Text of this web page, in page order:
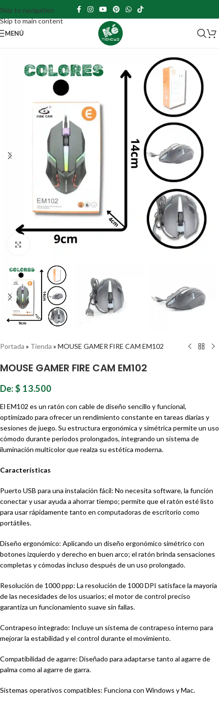
Skip to navigation
Skip to main content
MENÚ
Haz clic para ampliar
Portada » Tienda » MOUSE GAMER FIRE CAM EM102
MOUSE GAMER FIRE CAM EM102
De:$ 13.500
El EM102 es un ratón con cable de diseño sencillo y funcional,
optimizado para ofrecer un rendimiento constante en tareas diarias y
sesiones de juego. Su estructura ergonómica y simétrica permite un uso
cómodo durante periodos prolongados, integrando un sistema de
iluminación multicolor que realza su estética moderna.
Características
Puerto USB para una instalación fácil: No necesita software, la función
conectar y usar ayuda a ahorrar tiempo; permite que el ratón esté listo
para usar rápidamente tanto en computadoras de escritorio como
portátiles.
Diseño ergonómico: Aplicando un diseño ergonómico simétrico con
botones izquierdo y derecho en buen arco; el ratón brinda sensaciones
completas y cómodas incluso después de un uso prolongado.
Resolución de 1000 ppp: La resolución de 1000 DPI satisface la mayoría
de las necesidades de los usuarios; el motor de control preciso
garantiza un funcionamiento suave sin fallas.
Contrapeso integrado: Incluye un sistema de contrapeso interno para
mejorar la estabilidad y el control durante el movimiento.
Compatibilidad de agarre: Diseñado para adaptarse tanto al agarre de
palma como al agarre de garra.
Sistemas operativos compatibles: Funciona con Windows y Mac.